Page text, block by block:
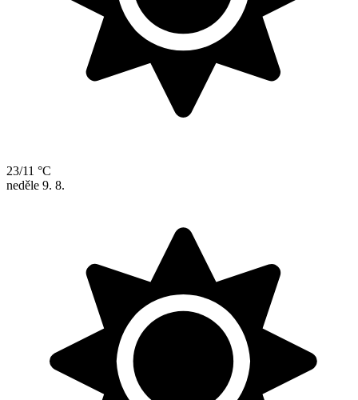
23/11 °C
neděle 9. 8.